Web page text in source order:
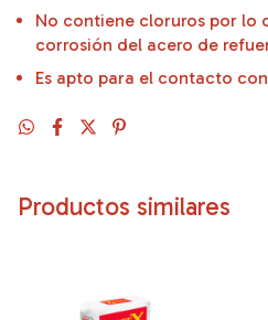
No contiene cloruros por lo
corrosión del acero de
Es apto para el contacto
Productos similares